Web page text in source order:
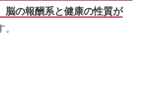
脳の報酬系と健康の性質が
。